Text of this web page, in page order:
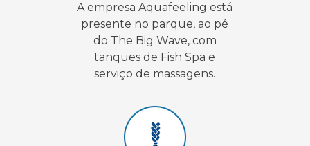
A empresa Aquafeeling está
presente no parque, ao pé
do The Big Wave, com
tanques de Fish Spa e
serviço de massagens.